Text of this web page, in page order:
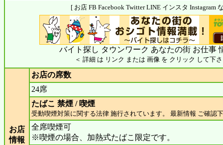
[ お店 FB Facebook Twitter LINE インスタ Instagram
バイト探し タウンワーク あなたの街 お仕事
＜ 詳細 は リンク または 画像 を クリック して下
お店
情報
お店の席数
24席
たばこ 禁煙 / 喫煙
受動喫煙対策に関する法律 施行されています。 最新情報 ご確認
全席喫煙可
※喫煙の場合、加熱式たばこ限定です。